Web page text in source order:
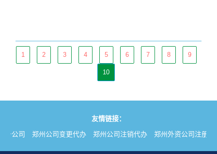
1 2 3 4 5 6 7 8 9
10
友情链接：
册公司
郑州公司变更代办 郑州公司注销代办 郑州外资公司注册